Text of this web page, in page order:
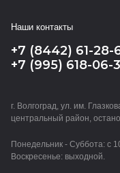
Наши контакты
+7 (8442) 61-28-
+7 (995) 618-06-
г. Волгоград, ул. им.
центральный район,
Понедельник - Суббота: с
Воскресенье: выходной.